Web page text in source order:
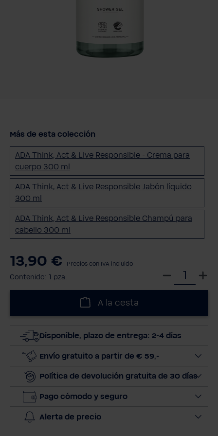
Más de esta colección
ADA Think, Act & Live Responsible - Crema para
cuerpo 300 ml
ADA Think, Act & Live Responsible Jabón líquido
300 ml
ADA Think, Act & Live Responsible Champú para
cabello 300 ml
13,90 € Precios con IVA incluido
Contenido: 1 pza.
c
o
a
c
A la cesta
Disponible, plazo de entrega: 2-4 días
Envío gratuito a partir de € 59,-
Política de devolución gratuita de 30 días
Pago cómodo y seguro
Alerta de precio